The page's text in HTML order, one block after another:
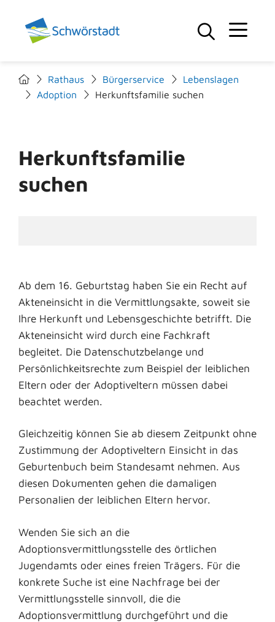
Rathaus Bürgerservice
Lebenslagen
Adoption
Herkunftsfamilie suchen
Herkunftsfamilie
suchen
Ab dem 16. Geburtstag haben Sie ein Recht auf
Akteneinsicht in die Vermittlungsakte, soweit sie
Ihre Herkunft und Lebensgeschichte betrifft. Die
Akteneinsicht wird durch eine Fachkraft
begleitet. Die Datenschutzbelange und
Persönlichkeitsrechte zum Beispiel der leiblichen
Eltern oder der Adoptiveltern müssen dabei
beachtet werden.
Gleichzeitig können Sie ab diesem Zeitpunkt ohne
Zustimmung der Adoptiveltern Einsicht in das
Geburtenbuch beim Standesamt nehmen. Aus
diesen Dokumenten gehen die damaligen
Personalien der leiblichen Eltern hervor.
Wenden Sie sich an die
Adoptionsvermittlungsstelle des örtlichen
Jugendamts oder eines freien Trägers. Für die
konkrete Suche ist eine Nachfrage bei der
Vermittlungsstelle sinnvoll, die die
Adoptionsvermittlung durchgeführt und die